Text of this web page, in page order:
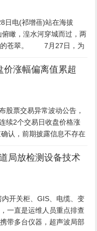
电(祁增蓓)站在海拔
瞰，湟水河穿城而过，两
的苍翠。 7月27日，为
启动，来自省内外的网络
涨幅偏离值累超
票交易异常波动公告，
续2个交易日收盘价格涨
认，前期披露信息不存在
局放检测设备技术
开关柜、GIS、电缆、变
一直是运维人员重点排查
带多台仪器，超声波局部